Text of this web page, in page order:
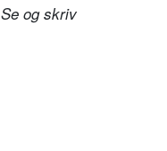
Se og skriv